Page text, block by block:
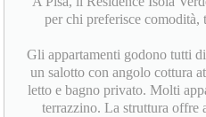
per chi preferisce comodità,
Gli appartamenti godono tutti
un salotto con angolo cottura
letto e bagno privato. Molti
terrazzino. La struttura offre